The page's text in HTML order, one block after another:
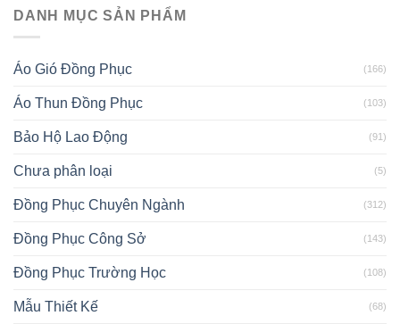
DANH MỤC SẢN PHẨM
Áo Gió Đồng Phục (166)
Áo Thun Đồng Phục (103)
Bảo Hộ Lao Động (91)
Chưa phân loại (5)
Đồng Phục Chuyên Ngành (312)
Đồng Phục Công Sở (143)
Đồng Phục Trường Học (108)
Mẫu Thiết Kế (68)